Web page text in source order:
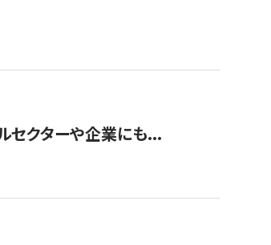
セクターや企業にも...